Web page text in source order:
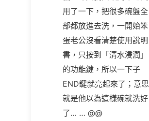
用了一下，把很多碗盤全
部都放進去洗，一開始笨
蛋老公沒看清楚使用說明
書，只按到「清水浸潤」
的功能鍵，所以一下子
END鍵就亮起來了；意思
就是他以為這樣碗就洗好
了… … @@